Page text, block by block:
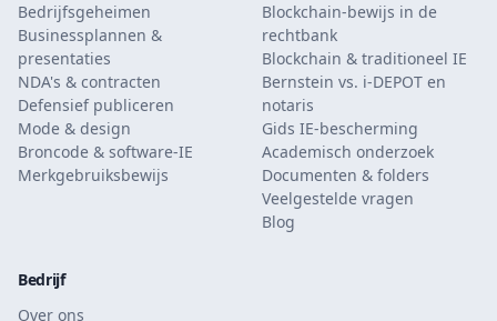
Bedrijfsgeheimen
Businessplannen &
presentaties
NDA's & contracten
Defensief publiceren
Mode & design
Broncode & software-IE
Merkgebruiksbewijs
Blockchain-bewijs in de
rechtbank
Blockchain & traditioneel IE
Bernstein vs. i-DEPOT en
notaris
Gids IE-bescherming
Academisch onderzoek
Documenten & folders
Veelgestelde vragen
Blog
Bedrijf
Over ons